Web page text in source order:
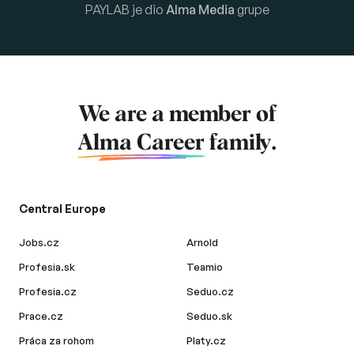
PAYLAB je dio Alma Media grupe
We are a member of
Alma Career family.
Central Europe
Jobs.cz
Profesia.sk
Profesia.cz
Prace.cz
Práca za rohom
Arnold
Teamio
Seduo.cz
Seduo.sk
Platy.cz